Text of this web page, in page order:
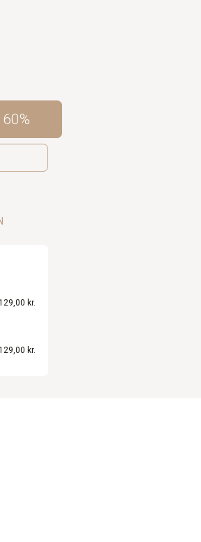
60%
kr.
kr.